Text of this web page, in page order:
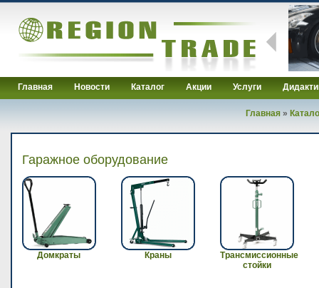
Главная Новости Каталог Акции Услуги
Главная »
Гаражное оборудование
Домкраты Краны
Трансмиссионные
стойки